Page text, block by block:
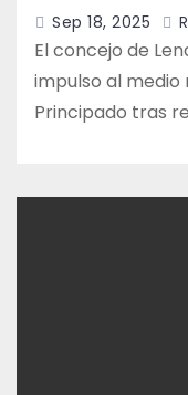
Sep 18, 2025
El concejo de
impulso al medio
Principado tras